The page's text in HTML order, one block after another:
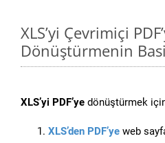
XLS’yi Çevrimiçi
Dönüştürmenin
XLS’yi PDF’ye dönüştürmek
XLS’den PDF’ye web